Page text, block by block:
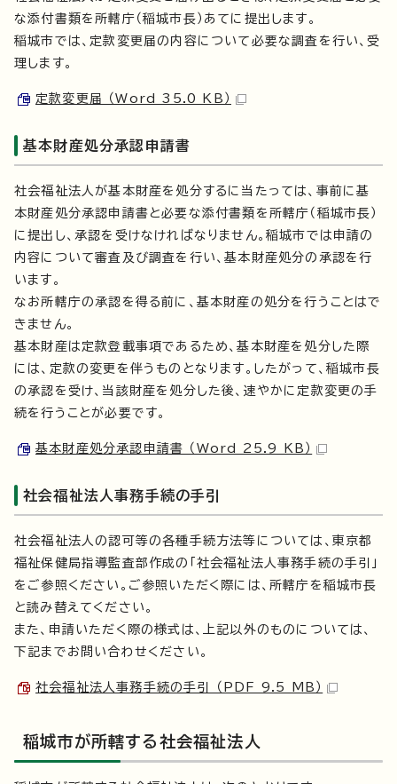
な添付書類を所轄庁（稲城市長）あてに提出します。
稲城市では、定款変更届の内容について必要な調査を行い、受
理します。
定款変更届 （Word 35.0 KB）
基本財産処分承認申請書
社会福祉法人が基本財産を処分するに当たっては、事前に基
本財産処分承認申請書と必要な添付書類を所轄庁（稲城市長）
に提出し、承認を受けなければなりません。稲城市では申請の
内容について審査及び調査を行い、基本財産処分の承認を行
います。
なお所轄庁の承認を得る前に、基本財産の処分を行うことはで
きません。
基本財産は定款登載事項であるため、基本財産を処分した際
には、定款の変更を伴うものとなります。したがって、稲城市長
の承認を受け、当該財産を処分した後、速やかに定款変更の手
続を行うことが必要です。
基本財産処分承認申請書 （Word 25.9 KB）
社会福祉法人事務手続の手引
社会福祉法人の認可等の各種手続方法等については、東京都
福祉保健局指導監査部作成の「社会福祉法人事務手続の手引」
をご参照ください。ご参照いただく際には、所轄庁を稲城市長
と読み替えてください。
また、申請いただく際の様式は、上記以外のものについては、
下記までお問い合わせください。
社会福祉法人事務手続の手引 （PDF 9.5 MB）
稲城市が所轄する社会福祉法人